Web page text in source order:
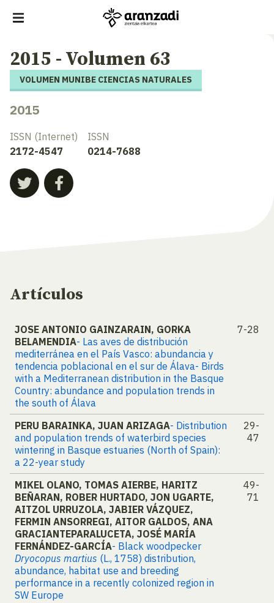
2015 - Volumen 63
VOLUMEN MUNIBE CIENCIAS NATURALES
2015
ISSN (Internet)
2172-4547
ISSN
0214-7688
Artículos
JOSE ANTONIO GAINZARAIN, GORKA
BELAMENDIA- Las aves de distribución
mediterránea en el País Vasco: abundancia y
tendencia poblacional en el sur de Álava- Birds
with a Mediterranean distribution in the Basque
Country: abundance and population trends in
the south of Álava
7-28
PERU BARAINKA, JUAN ARIZAGA- Distribution
and population trends of waterbird species
wintering in Basque estuaries (North of Spain):
a 22-year study
29-
47
MIKEL OLANO, TOMAS AIERBE, HARITZ
BEÑARAN, ROBER HURTADO, JON UGARTE,
AITZOL URRUZOLA, JABIER VÁZQUEZ,
FERMIN ANSORREGI, AITOR GALDOS, ANA
GRACIANTEPARALUCETA, JOSÉ MARÍA
FERNÁNDEZ-GARCÍA- Black woodpecker
Dryocopus martius (L., 1758) distribution,
abundance, habitat use and breeding
performance in a recently colonized region in
SW Europe
49-
71